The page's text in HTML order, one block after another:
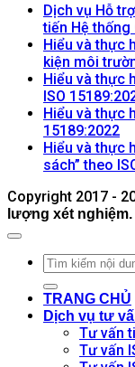
Dịch vụ Hỗ
tiến Hệ thống
Hiểu và thực
kiện môi
Hiểu và thực
ISO
Hiểu và thực
15189:2022
có
ở
cầu
về
lý
Hiểu và thực
sách” theo
Copyright 2017 -
lượng xét
TRANG CHỦ
Dịch vụ tư
Tư vấn
Tư vấn